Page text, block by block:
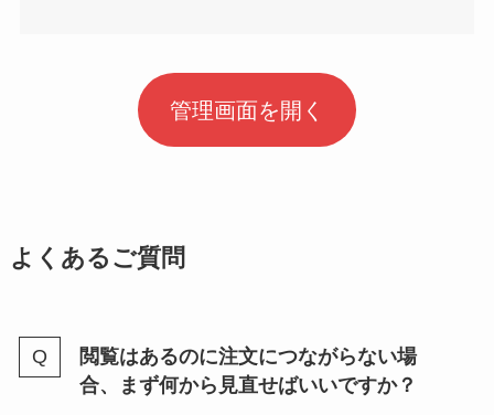
管理画面を開く
よくあるご質問
閲覧はあるのに注文につながらない場
合、まず何から見直せばいいですか？